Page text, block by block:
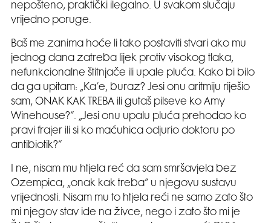
nepošteno, praktički ilegalno. U svakom slučaju
vrijedno poruge.
Baš me zanima hoće li tako postaviti stvari ako mu
jednog dana zatreba lijek protiv visokog tlaka,
nefunkcionalne štitnjače ili upale pluća. Kako bi bilo
da ga upitam: „Ka’e, buraz? Jesi onu aritmiju riješio
sam, ONAK KAK TREBA ili gutaš pilseve ko Amy
Winehouse?“. „Jesi onu upalu pluća prehodao ko
pravi frajer ili si ko maćuhica odjurio doktoru po
antibiotik?“
I ne, nisam mu htjela reć da sam smršavjela bez
Ozempica, „onak kak treba“ u njegovu sustavu
vrijednosti. Nisam mu to htjela reći ne samo zato što
mi njegov stav ide na živce, nego i zato što mi je